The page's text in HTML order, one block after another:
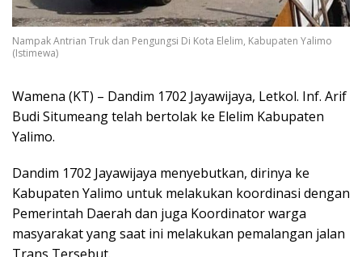
Nampak Antrian Truk dan Pengungsi Di Kota Elelim, Kabupaten Yalimo
(Istimewa)
Wamena (KT) – Dandim 1702 Jayawijaya, Letkol. Inf. Arif
Budi Situmeang telah bertolak ke Elelim Kabupaten
Yalimo.
Dandim 1702 Jayawijaya menyebutkan, dirinya ke
Kabupaten Yalimo untuk melakukan koordinasi dengan
Pemerintah Daerah dan juga Koordinator warga
masyarakat yang saat ini melakukan pemalangan jalan